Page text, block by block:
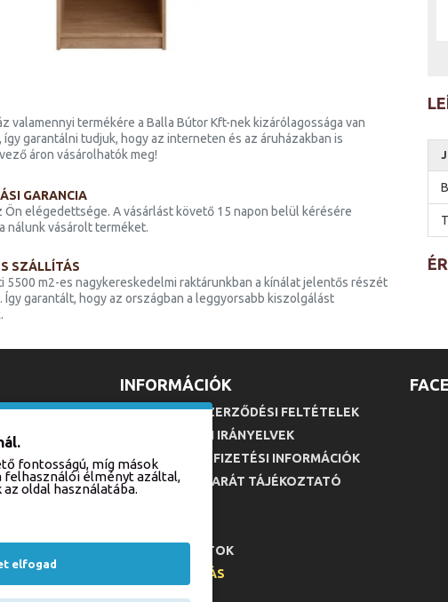
valamennyi termékére a Balla Bútor Kft-nek kizárólagossága van
így garantálni tudjuk, hogy az interneten és az áruházakban is
áron vásárolhatók meg!
GARANCIA
Ön elégedettsége. A vásárlást követő 15 napon belül kérésére
nálunk vásárolt terméket.
SZÁLLÍTÁS
5500 m2-es nagykereskedelmi raktárunkban a kínálat jelentős részét
garantált, hogy az országban a leggyorsabb kiszolgálást
16.
INFORMÁCIÓK
ÁLTALÁNOS SZERZŐDÉSI FELTÉTELEK
ADATKEZELÉSI IRÁNYELVEK
SZÁLLÍTÁSI ÉS FIZETÉSI INFORMÁCIÓK
FOGYASZTÓ BARÁT TÁJÉKOZTATÓ
PARTNER BOLTOK
ONLINE ELÁLLÁS
fontosságú, míg mások
élményt azáltal,
oldal használatába.
elfogad